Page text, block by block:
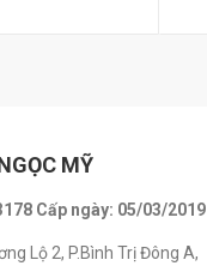
MỸ
Cấp ngày: 05/03/2019
Lộ 2, P.Bình Trị Đông A,